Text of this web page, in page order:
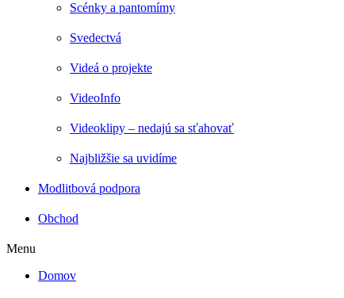
Scénky a pantomímy
Svedectvá
Videá o projekte
VideoInfo
Videoklipy – nedajú sa sťahovať
Najbližšie sa uvidíme
Modlitbová podpora
Obchod
Menu
Domov